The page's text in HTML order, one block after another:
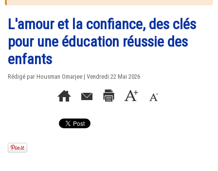
L'amour et la confiance, des clés
pour une éducation réussie des
enfants
Rédigé par Housman Omarjee | Vendredi 22 Mai 2026